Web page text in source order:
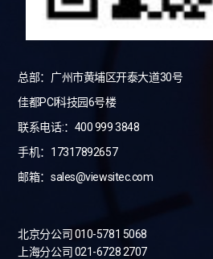
总部：广州市黄埔区开泰大道30号
佳都PCI科技园6号楼
联系电话:：400 999 3848
手机：17317892657
邮箱：sales@viewsitec.com
北京分公司 010-5781 5068
上海分公司 021-6728 2707